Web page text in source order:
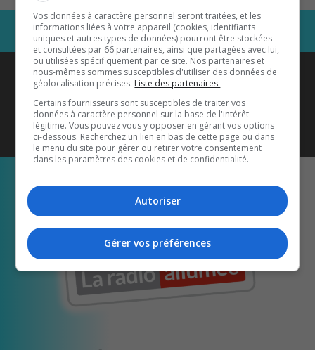
Coyote New Countryest diffusé
également sur1033 HD2
Écoutez-nous aussi sur…
Vos données à caractère personnel seront traitées, et les
informations liées à votre appareil (cookies, identifiants
uniques et autres types de données) pourront être stockées
et consultées par 66 partenaires, ainsi que partagées avec lui,
ou utilisées spécifiquement par ce site. Nos partenaires et
nous-mêmes sommes susceptibles d'utiliser des données de
géolocalisation précises. Liste des partenaires.
Certains fournisseurs sont susceptibles de traiter vos
données à caractère personnel sur la base de l'intérêt
légitime. Vous pouvez vous y opposer en gérant vos options
ci-dessous. Recherchez un lien en bas de cette page ou dans
le menu du site pour gérer ou retirer votre consentement
dans les paramètres des cookies et de confidentialité.
Autoriser
Gérer vos préférences